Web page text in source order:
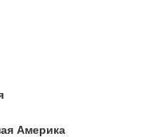
Америка